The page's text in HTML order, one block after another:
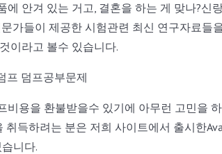
에 안겨 있는 거고, 결혼을 하는 게 맞나?신
가들이 제공한 시험관련 최신 연구자료들
이라고 볼수 있습니다.
프 덤프공부문제
용을 환불받을수 있기에 아무런 고민을
득하려는 분은 저희 사이트에서 출시한
니다.